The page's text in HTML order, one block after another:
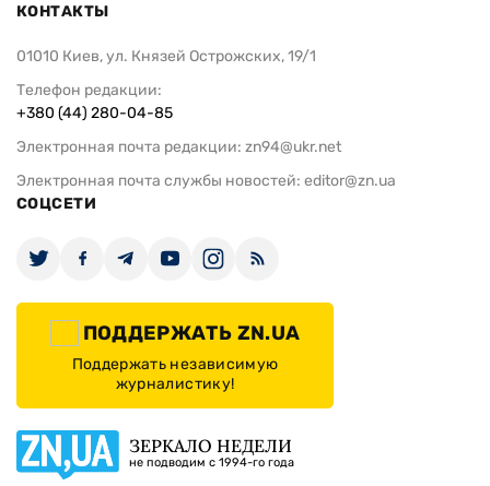
КОНТАКТЫ
01010 Киев, ул. Князей Острожских, 19/1
Телефон редакции:
+380 (44) 280-04-85
Электронная почта редакции: zn94@ukr.net
Электронная почта службы новостей: editor@zn.ua
СОЦСЕТИ
ПОДДЕРЖАТЬ ZN.UA
Поддержать независимую
журналистику!
ЗЕРКАЛО НЕДЕЛИ
не подводим с 1994-го года